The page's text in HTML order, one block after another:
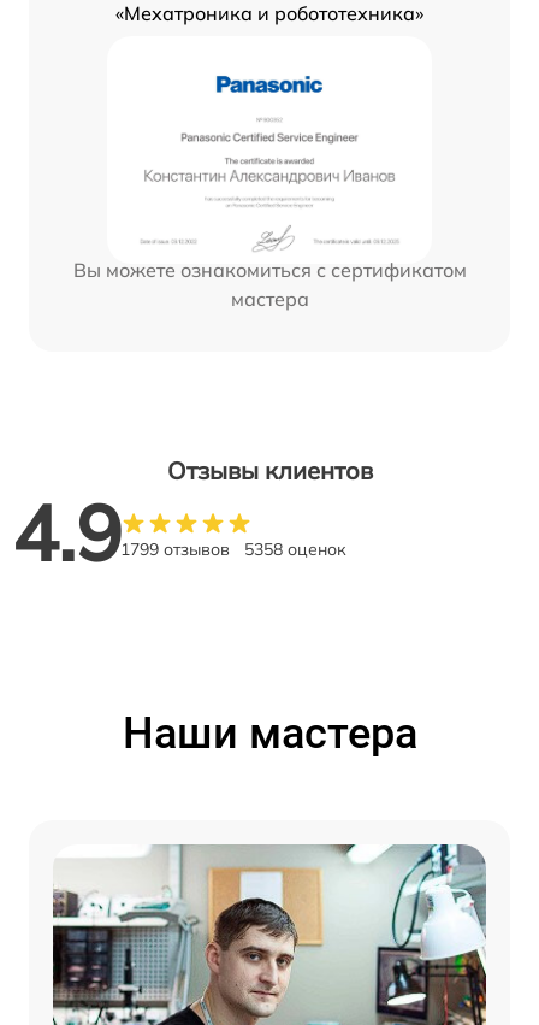
«Мехатроника и робототехника»
Вы можете ознакомиться с сертификатом
мастера
Отзывы клиентов
4.91799 отзывов 5358 оценок
Наши мастера